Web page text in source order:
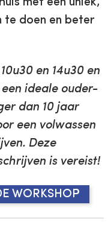
te doen en beter
en 14u30 en
ideale ouder-
dan 10 jaar
een volwassen
Deze
is vereist!
WORKSHOP